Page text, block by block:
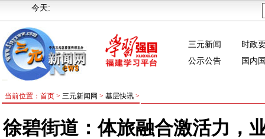
今天:
三元新闻
时政
公示公告
国内
当前位置：首页 > 三元新闻网 > 基层快讯>
徐碧街道：体旅融合激活力，